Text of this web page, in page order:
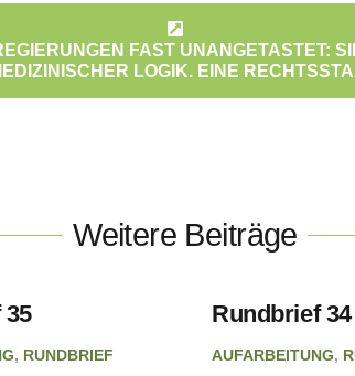
FAST UNANGETASTET:
LOGIK. EINE
Weitere Beiträge
, RUNDBRIEF
Rundbrief 34
AUFARBEITUNG,